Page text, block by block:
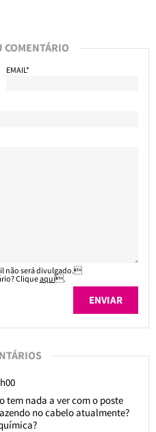
COMENTÁRIO
EMAIL*
não será divulgado.
Cliqueaqui.
tem nada a ver com o poste
no cabelo atualmente?